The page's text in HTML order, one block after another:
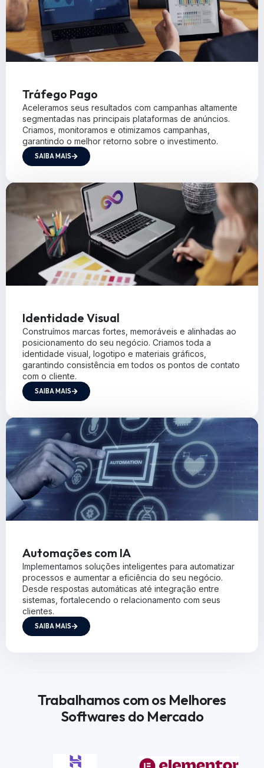
Tráfego Pago
Aceleramos seus resultados com campanhas altamente
segmentadas nas principais plataformas de anúncios.
Criamos, monitoramos e otimizamos campanhas,
garantindo o melhor retorno sobre o investimento.
SAIBA MAIS
Identidade Visual
Construímos marcas fortes, memoráveis e alinhadas ao
posicionamento do seu negócio. Criamos toda a
identidade visual, logotipo e materiais gráficos,
garantindo consistência em todos os pontos de contato
com o cliente.
SAIBA MAIS
Automações com IA
Implementamos soluções inteligentes para automatizar
processos e aumentar a eficiência do seu negócio.
Desde respostas automáticas até integração entre
sistemas, fortalecendo o relacionamento com seus
clientes.
SAIBA MAIS
Trabalhamos com os Melhores
Softwares do Mercado